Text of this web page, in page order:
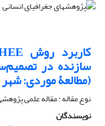
سازنده در
(مطالعۀ موردی:
نوع مقاله : مقاله علمی
نویسندگان